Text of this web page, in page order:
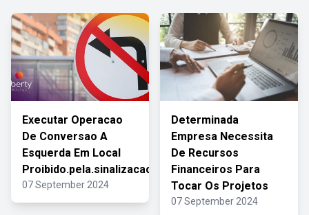
Executar Operacao
De Conversao A
Esquerda Em Local
Proibido.pela.sinalizacao
07 September 2024
Determinada
Empresa Necessita
De Recursos
Financeiros Para
Tocar Os Projetos
07 September 2024